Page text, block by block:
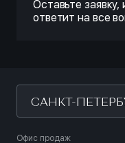
Оставьте
ответит на все
САНКТ-
Офис продаж